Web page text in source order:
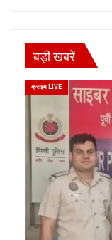
बड़ी खबरें
क्राइम LIVE